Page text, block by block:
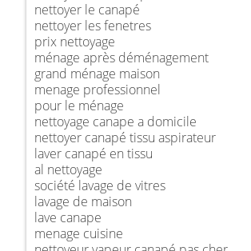
nettoyer le canapé
nettoyer les fenetres
prix nettoyage
ménage après déménagement
grand ménage maison
menage professionnel
pour le ménage
nettoyage canape a domicile
nettoyer canapé tissu aspirateur
laver canapé en tissu
al nettoyage
société lavage de vitres
lavage de maison
lave canape
menage cuisine